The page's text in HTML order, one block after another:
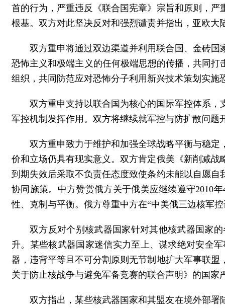
首的行为，严重违反《联合国宪章》宗旨和原则，
根基。双方对此坚决反对和强烈谴责并指出，亚欧
双方重申将通过双边渠道并利用联合国、金砖
恐怖主义和极端主义的任何极端思想的传播，共同
组织，共同防范应对恐怖分子利用新兴技术策划实
双方重申支持以联合国为核心的国际军控体系
军控机制发挥作用。双方将继续就军控与防扩散问题
双方重申致力于维护和加强全球战略平衡与稳
价和立场仍具有现实意义。双方肯定俄美《新削减
到期失效后采取不负责任态度致使条约未能以自愿
协同施策。中方赞赏俄方关于俄美应继续遵守2010
性、克制与平衡。俄方尊重中方在“中美俄三边核军
双方反对个别核武器国家针对其他核武器国家
升。某些核武器国家迷信实力至上、谋求绝对安全
器，违背平等且不可分割原则无节制地扩大军事联
关于防止核战争与避免军备竞赛的联合声明》的国家
双方指出，某些核武器国家和其盟友在境外部